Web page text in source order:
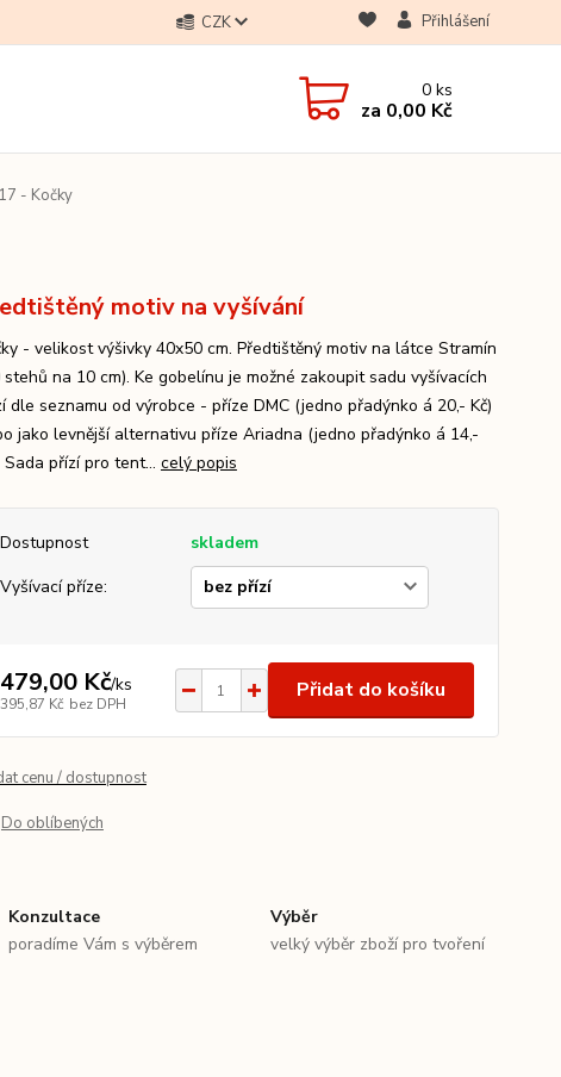
CZK Přihlášení
0ks
za 0,00 Kč
- Kočky
motiv na vyšívání
- velikost výšivky 40x50 cm. Předtištěný motiv na látce Stramín
stehů na 10 cm). Ke gobelínu je možné zakoupit sadu vyšívacích
dle seznamu od výrobce - příze DMC (jedno přadýnko á 20,- Kč)
jako levnější alternativu příze Ariadna (jedno přadýnko á 14,-
Sada přízí pro tent... celý popis
Dostupnost
skladem
Vyšívací příze:
479,00 Kč/ks
395,87 Kč bez DPH
Přidat do košíku
cenu / dostupnost
Do oblíbených
Konzultace
poradíme Vám s výběrem
Výběr
velký výběr zboží pro tvoření